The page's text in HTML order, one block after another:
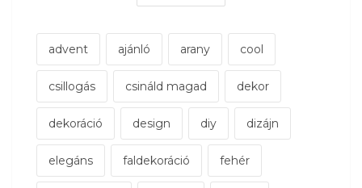
advent ajánló arany cool
csillogás csináld magad dekor
dekoráció design diy dizájn
elegáns faldekoráció fehér